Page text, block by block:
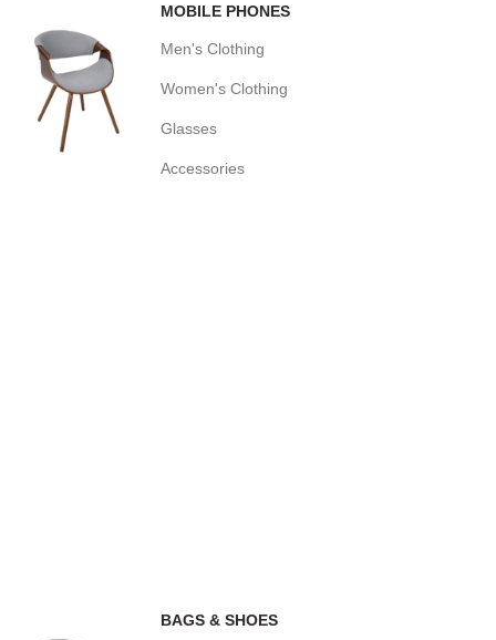
MOBILE PHONES
Men's Clothing
Women's Clothing
Glasses
Accessories
BAGS & SHOES